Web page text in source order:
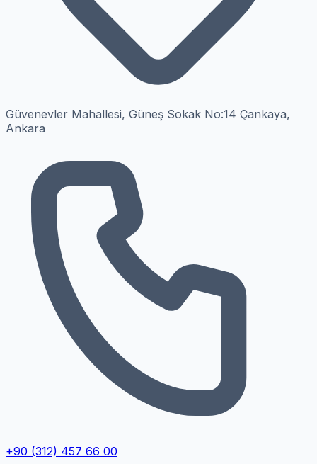
Güvenevler Mahallesi, Güneş Sokak No:14 Çankaya,
Ankara
+90 (312) 457 66 00